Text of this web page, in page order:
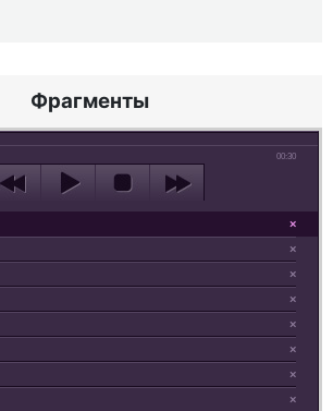
Фрагменты
00:30
×
×
×
×
×
×
×
×